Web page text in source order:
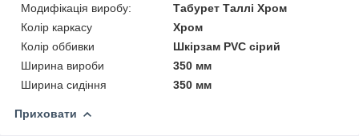
Модифікація виробу:
Табурет Таллі Хром
Колір каркасу
Хром
Колір оббивки
Шкірзам PVC сірий
Ширина вироби
350 мм
Ширина сидіння
350 мм
Приховати